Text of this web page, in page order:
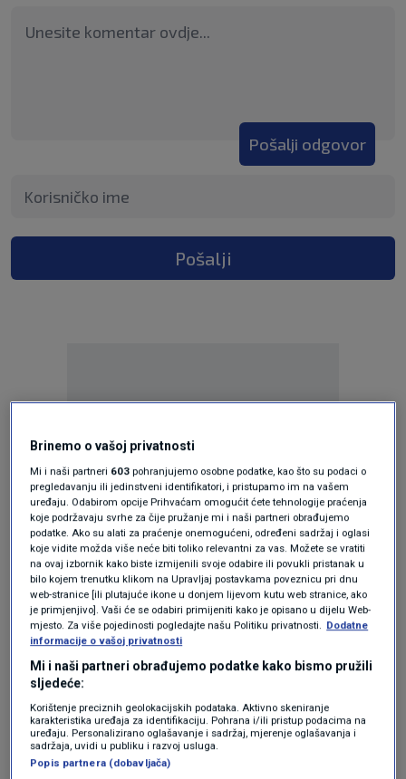
Pošalji odgovor
Pošalji
Oglas
Brinemo o vašoj privatnosti
Mi i naši partneri 603 pohranjujemo osobne podatke, kao što su podaci o
pregledavanju ili jedinstveni identifikatori, i pristupamo im na vašem
uređaju. Odabirom opcije Prihvaćam omogućit ćete tehnologije praćenja
koje podržavaju svrhe za čije pružanje mi i naši partneri obrađujemo
podatke. Ako su alati za praćenje onemogućeni, određeni sadržaj i oglasi
koje vidite možda više neće biti toliko relevantni za vas. Možete se vratiti
na ovaj izbornik kako biste izmijenili svoje odabire ili povukli pristanak u
bilo kojem trenutku klikom na Upravljaj postavkama poveznicu pri dnu
web-stranice [ili plutajuće ikone u donjem lijevom kutu web stranice, ako
je primjenjivo]. Vaši će se odabiri primijeniti kako je opisano u dijelu Web-
mjesto. Za više pojedinosti pogledajte našu Politiku privatnosti. Dodatne
informacije o vašoj privatnosti
Mi i naši partneri obrađujemo podatke kako bismo pružili
sljedeće:
Korištenje preciznih geolokacijskih podataka. Aktivno skeniranje
karakteristika uređaja za identifikaciju. Pohrana i/ili pristup podacima na
uređaju. Personalizirano oglašavanje i sadržaj, mjerenje oglašavanja i
sadržaja, uvidi u publiku i razvoj usluga.
Popis partnera (dobavljača)